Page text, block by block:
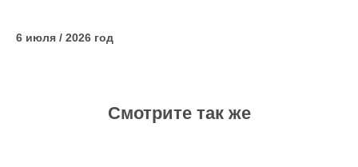
6 июля / 2026 год
Смотрите так же